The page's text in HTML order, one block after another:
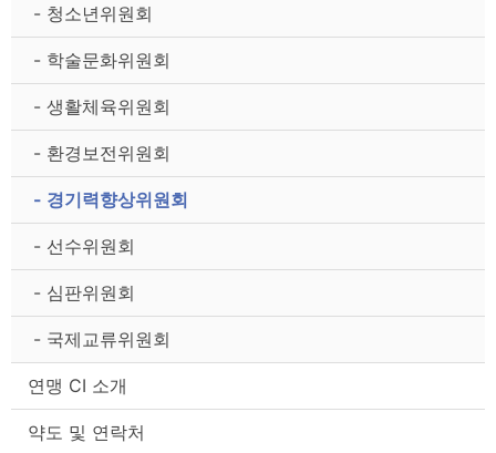
- 청소년위원회
- 학술문화위원회
- 생활체육위원회
- 환경보전위원회
- 경기력향상위원회
- 선수위원회
- 심판위원회
- 국제교류위원회
연맹 CI 소개
약도 및 연락처